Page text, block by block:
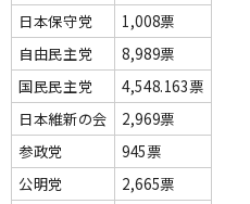
日本保守党
1,008票
自由民主党
8,989票
国民民主党
4,548.163票
日本維新の会
2,969票
参政党
945票
公明党
2,665票